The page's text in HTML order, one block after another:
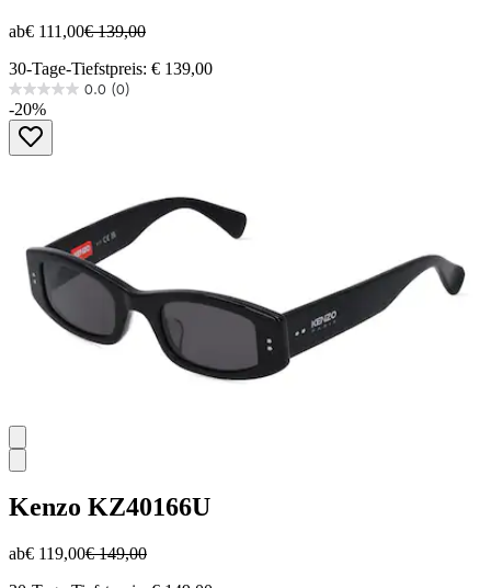
ab€ 111,00€ 139,00
30-Tage-Tiefstpreis: € 139,00
0.0 (0)
0.0
von
Sternen.
-20%
Kenzo KZ40166U
ab€ 119,00€ 149,00